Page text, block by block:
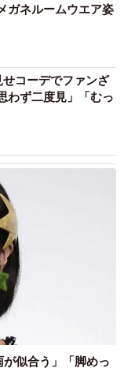
ガネルームウエア姿
コーデでファンざ
ず二度見」「むっ
似合う」「脚めっ